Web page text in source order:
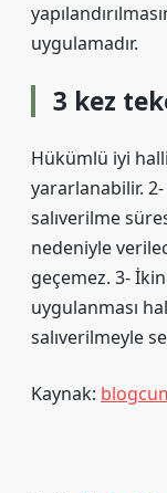
uygulamadır.
3 kez
Hükümlü iyi
yararlanabilir.
salıverilme
nedeniyle
geçemez. 3-
uygulanması
salıverilmeyle
Kaynak: